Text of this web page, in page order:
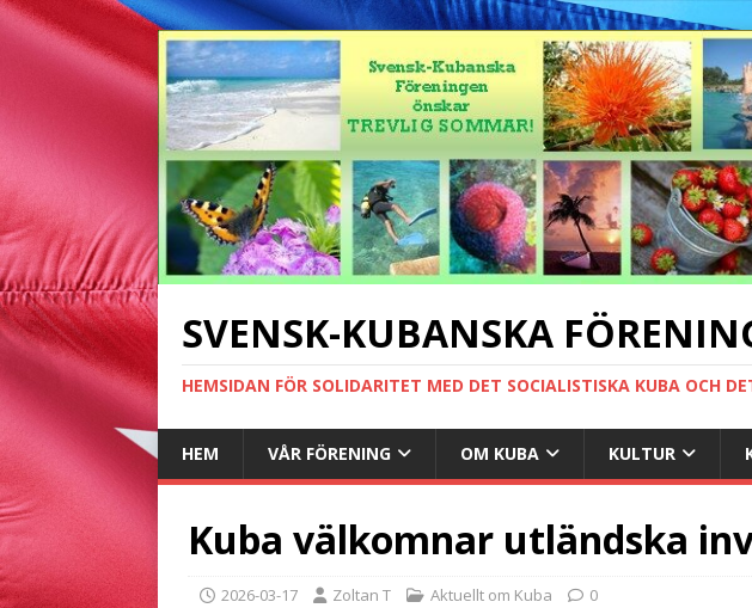
SVENSK-KUBANSKA
HEMSIDAN FÖR SOLIDARITET MED DET SOCIALISTISKA KUBA OCH
HEM VÅR FÖRENING OM KUBA KULTUR
Kuba välkomnar utländska
2026-03-17 Zoltan T Aktuellt om Kuba 0